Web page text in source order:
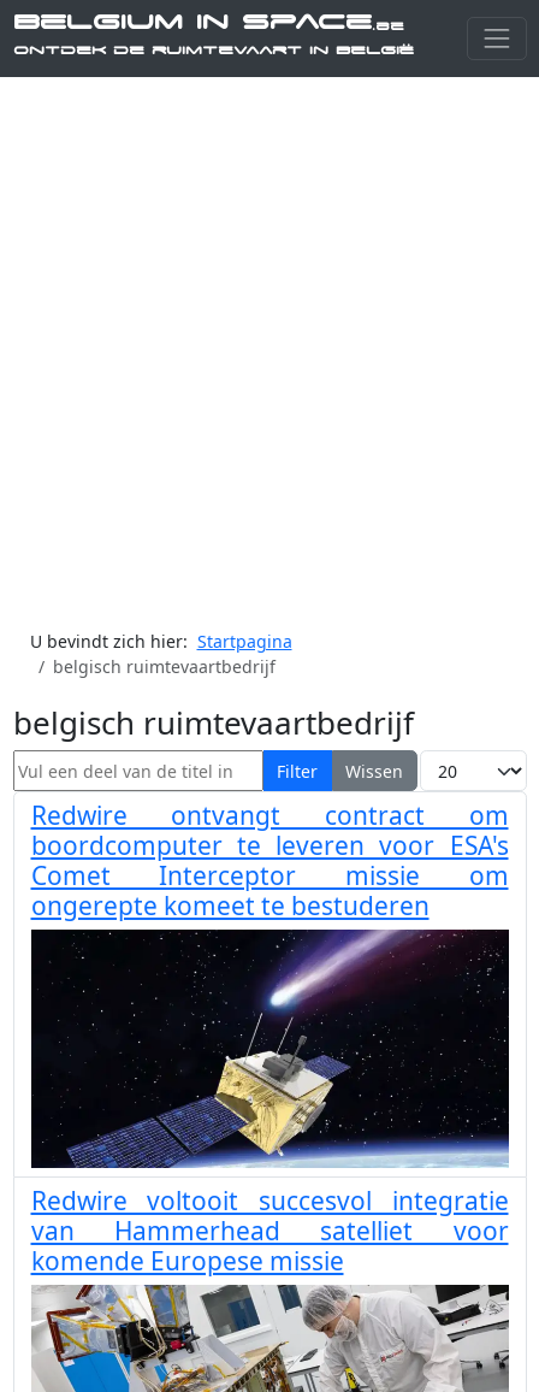
Belgium in Space.be
Ontdek de ruimtevaart in België
U bevindt zich hier: Startpagina
belgisch ruimtevaartbedrijf
belgisch ruimtevaartbedrijf
Vul een deel van de titel in Filter Wissen Toon #
Redwire ontvangt contract om
boordcomputer te leveren voor ESA's
Comet Interceptor missie om
ongerepte komeet te bestuderen
Redwire voltooit succesvol integratie
van Hammerhead satelliet voor
komende Europese missie